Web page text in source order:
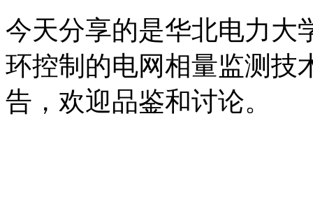
今天分享的是华北电力大
环控制的电网相量监测技
告，欢迎品鉴和讨论。